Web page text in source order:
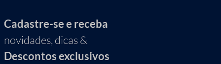
Cadastre-se e receba
novidades, dicas &
Descontos exclusivos